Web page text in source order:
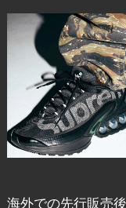
海外での先行販売